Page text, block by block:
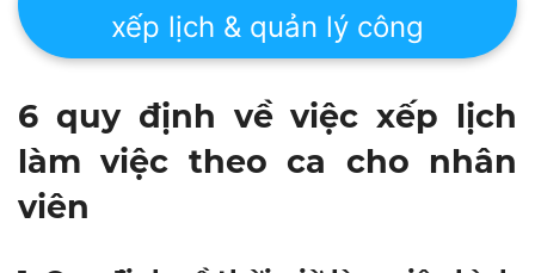
xếp lịch & quản lý công
6 quy định về việc xếp lịch
làm việc theo ca cho nhân
viên